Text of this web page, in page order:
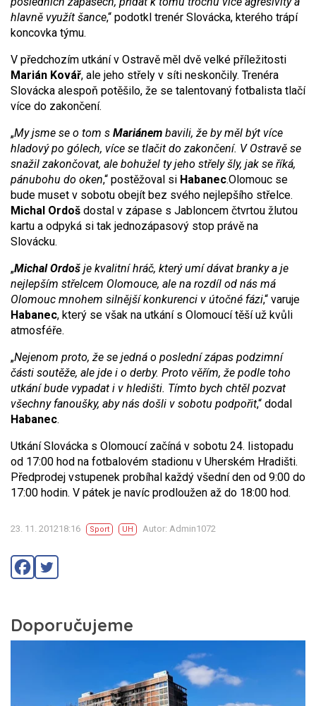
hlavně využít šance,“ podotkl trenér Slovácka, kterého trápí
koncovka týmu.
V předchozím utkání v Ostravě měl dvě velké příležitosti
Marián Kovář, ale jeho střely v síti neskončily. Trenéra
Slovácka alespoň potěšilo, že se talentovaný fotbalista tlačí
více do zakončení.
„My jsme se o tom s Mariánem bavili, že by měl být více
hladový po gólech, více se tlačit do zakončení. V Ostravě se
snažil zakončovat, ale bohužel ty jeho střely šly, jak se říká,
pánubohu do oken,“ postěžoval si Habanec.Olomouc se
bude muset v sobotu obejít bez svého nejlepšího střelce.
Michal Ordoš dostal v zápase s Jabloncem čtvrtou žlutou
kartu a odpyká si tak jednozápasový stop právě na
Slovácku.
„Michal Ordoš je kvalitní hráč, který umí dávat branky a je
nejlepším střelcem Olomouce, ale na rozdíl od nás má
Olomouc mnohem silnější konkurenci v útočné fázi,“ varuje
Habanec, který se však na utkání s Olomoucí těší už kvůli
atmosféře.
„Nejenom proto, že se jedná o poslední zápas podzimní
části soutěže, ale jde i o derby. Proto věřím, že podle toho
utkání bude vypadat i v hledišti. Tímto bych chtěl pozvat
všechny fanoušky, aby nás došli v sobotu podpořit,“ dodal
Habanec.
Utkání Slovácka s Olomoucí začíná v sobotu 24. listopadu
od 17:00 hod na fotbalovém stadionu v Uherském Hradišti.
Předprodej vstupenek probíhal každý všední den od 9:00 do
17:00 hodin. V pátek je navíc prodloužen až do 18:00 hod.
23. 11. 201218:16 Sport UH Autor: Admin1072